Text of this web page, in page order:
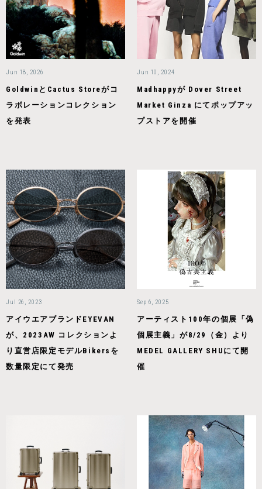
Jun 18, 2026
GoldwinとCactus Storeがコ
ラボレーションコレクション
を発表
Jun 10, 2024
Madhappyが Dover Street
Market Ginza にてポップアッ
プストアを開催
Jul 26, 2023
アイウエアブランドEYEVAN
が、2023AW コレクションよ
り直営店限定モデルBikersを
数量限定にて発売
Sep 6, 2025
アーティスト100年の個展「偽
個展主義」が8/29（金）より
MEDEL GALLERY SHUにて開
催